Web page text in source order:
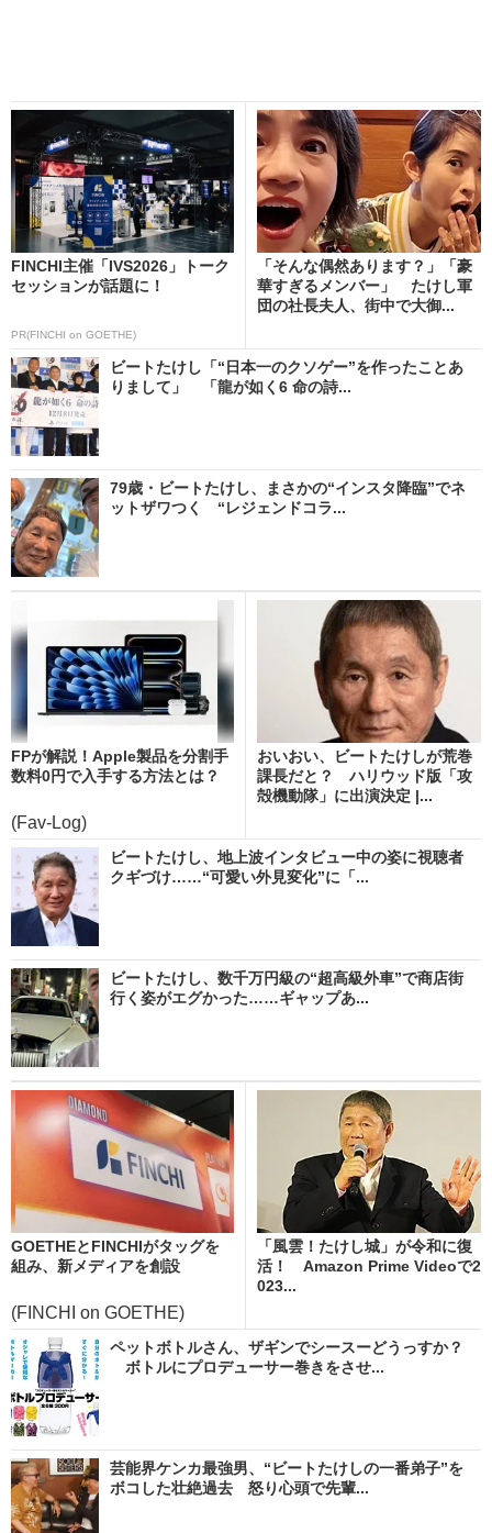
FINCHI主催「IVS2026」トーク
セッションが話題に！
PR(FINCHI on GOETHE)
「そんな偶然あります？」「豪
華すぎるメンバー」 たけし軍
団の社長夫人、街中で大御...
ビートたけし「“日本一のクソゲー”を作ったことあ
りまして」 「龍が如く6 命の詩...
79歳・ビートたけし、まさかの“インスタ降臨”でネ
ットザワつく “レジェンドコラ...
FPが解説！Apple製品を分割手
数料0円で入手する方法とは？
(Fav-Log)
おいおい、ビートたけしが荒巻
課長だと？ ハリウッド版「攻
殻機動隊」に出演決定 |...
ビートたけし、地上波インタビュー中の姿に視聴者
クギづけ……“可愛い外見変化”に「...
ビートたけし、数千万円級の“超高級外車”で商店街
行く姿がエグかった……ギャップあ...
GOETHEとFINCHIがタッグを
組み、新メディアを創設
(FINCHI on GOETHE)
「風雲！たけし城」が令和に復
活！ Amazon Prime Videoで2
023...
ペットボトルさん、ザギンでシースーどうっすか？
ボトルにプロデューサー巻きをさせ...
芸能界ケンカ最強男、“ビートたけしの一番弟子”を
ボコした壮絶過去 怒り心頭で先輩...